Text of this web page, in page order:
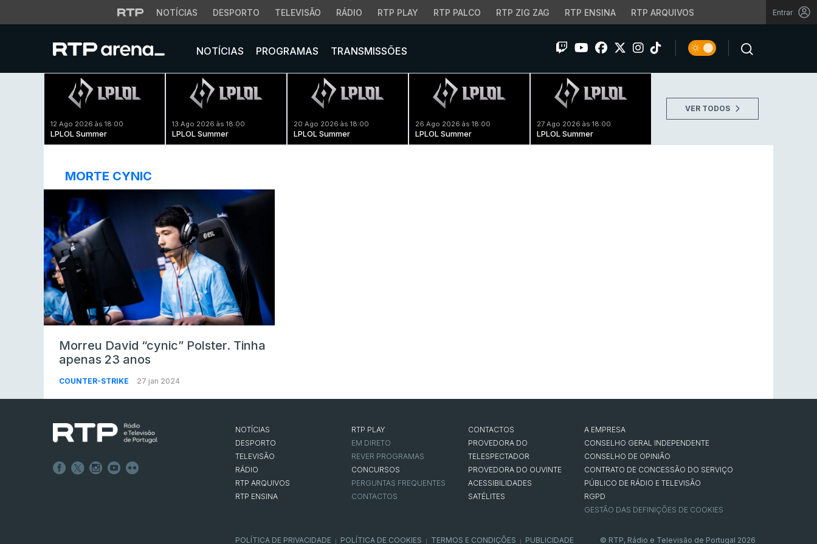
NOTÍCIAS DESPORTO TELEVISÃO RÁDIO RTP PLAY RTP PALCO RTP ZIG ZAG RTP ENSINA RTP ARQUIVOS Entrar
NOTÍCIAS PROGRAMAS TRANSMISSÕES
12 Ago 2026 às 18:00
LPLOL Summer
13 Ago 2026 às 18:00
LPLOL Summer
20 Ago 2026 às 18:00
LPLOL Summer
26 Ago 2026 às 18:00
LPLOL Summer
27 Ago 2026 às 18:00
LPLOL Summer
VER TODOS
MORTE CYNIC
Morreu David “cynic” Polster. Tinha
apenas 23 anos
COUNTER-STRIKE 27 jan 2024
NOTÍCIAS
DESPORTO
TELEVISÃO
RÁDIO
RTP ARQUIVOS
RTP ENSINA
RTP PLAY
EM DIRETO
REVER PROGRAMAS
CONCURSOS
PERGUNTAS FREQUENTES
CONTACTOS
CONTACTOS
PROVEDORA DO
TELESPECTADOR
PROVEDORA DO OUVINTE
ACESSIBILIDADES
SATÉLITES
A EMPRESA
CONSELHO GERAL INDEPENDENTE
CONSELHO DE OPINIÃO
CONTRATO DE CONCESSÃO DO SERVIÇO
PÚBLICO DE RÁDIO E TELEVISÃO
RGPD
GESTÃO DAS DEFINIÇÕES DE COOKIES
POLÍTICA DE PRIVACIDADE POLÍTICA DE COOKIES TERMOS E CONDIÇÕES PUBLICIDADE © RTP, Rádio e Televisão de Portugal 2026